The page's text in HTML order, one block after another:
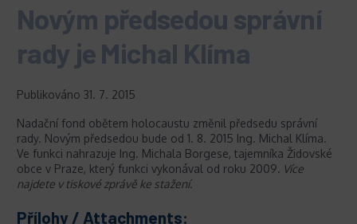
Novým předsedou správní
rady je Michal Klíma
Publikováno 31. 7. 2015
Nadační fond obětem holocaustu změnil předsedu správní
rady. Novým předsedou bude od 1. 8. 2015 Ing. Michal Klíma.
Ve funkci nahrazuje Ing. Michala Borgese, tajemníka Židovské
obce v Praze, který funkci vykonával od roku 2009. Více
najdete v tiskové zprávě ke stažení.
Přílohy / Attachments: